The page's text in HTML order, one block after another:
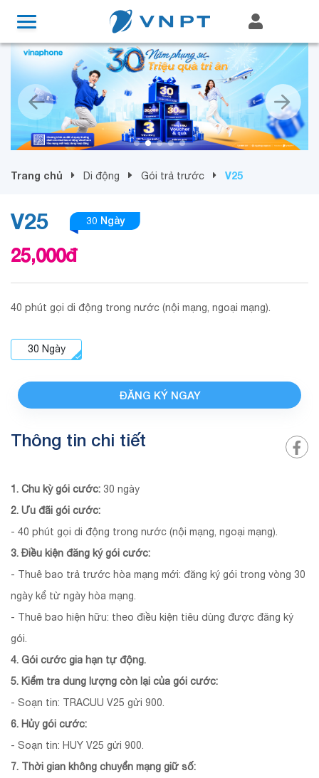
Trang chủ Di động Gói trả trước V25
V25 30 Ngày
25,000đ
40 phút gọi di động trong nước (nội mạng, ngoại mạng).
30 Ngày
ĐĂNG KÝ NGAY
Thông tin chi tiết
1. Chu kỳ gói cước: 30 ngày
2. Ưu đãi gói cước:
- 40 phút gọi di động trong nước (nội mạng, ngoại mạng).
3. Điều kiện đăng ký gói cước:
- Thuê bao trả trước hòa mạng mới: đăng ký gói trong vòng 30
ngày kể từ ngày hòa mạng.
- Thuê bao hiện hữu: theo điều kiện tiêu dùng được đăng ký
gói.
4. Gói cước gia hạn tự động.
5. Kiểm tra dung lượng còn lại của gói cước:
- Soạn tin: TRACUU V25 gửi 900.
6. Hủy gói cước:
- Soạn tin: HUY V25 gửi 900.
7. Thời gian không chuyển mạng giữ số: